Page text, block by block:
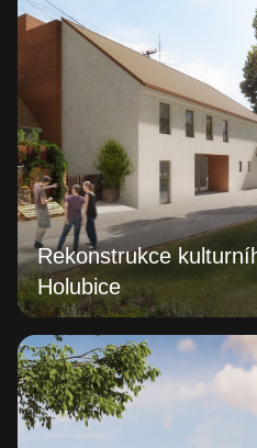
Rekonstrukce
Holubice